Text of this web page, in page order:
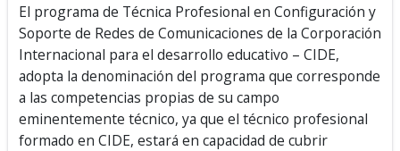
El programa de Técnica Profesional en Configuración y
Soporte de Redes de Comunicaciones de la Corporación
Internacional para el desarrollo educativo – CIDE,
adopta la denominación del programa que corresponde
a las competencias propias de su campo
eminentemente técnico, ya que el técnico profesional
formado en CIDE, estará en capacidad de cubrir